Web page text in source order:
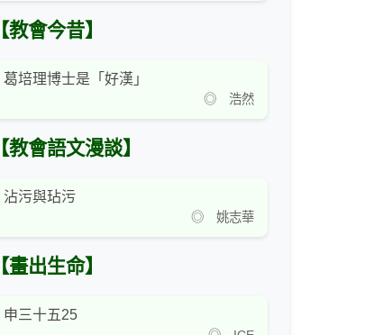
【教會今昔】
葛培理博士是「好漢」
◎ 浩然
【教會語文漫談】
沾污與玷污
◎ 姚志華
【畫出生命】
申三十五25